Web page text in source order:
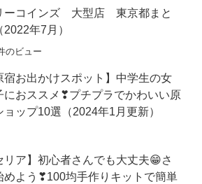
ーコインズ 大型店 東京都まと
2022年7月）
のビュー
宿お出かけスポット】中学生の女
におススメ❣プチプラでかわいい原
ョップ10選（2024年1月更新）
リア】初心者さんでも大丈夫😁さ
めよう❣100均手作りキットで簡単